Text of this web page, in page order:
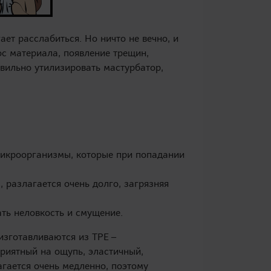
расслабиться. Но ничто не вечно, и
материала, появление трещин,
утилизировать мастурбатор,
которые при попадании
очень долго, загрязняя
неловкость и смущение.
из TPE –
на ощупь, эластичный,
очень медленно, поэтому